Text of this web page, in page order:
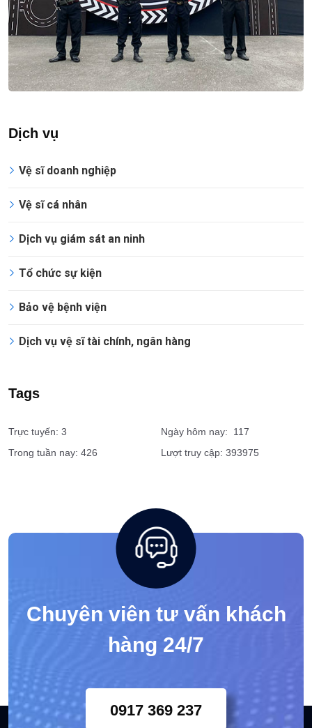
Dịch vụ
Vệ sĩ doanh nghiệp
Vệ sĩ cá nhân
Dịch vụ giám sát an ninh
Trực tuyến: 3
Ngày hôm nay: 117
Lượt truy cập: 393975
Chuyên viên tư vấn khách